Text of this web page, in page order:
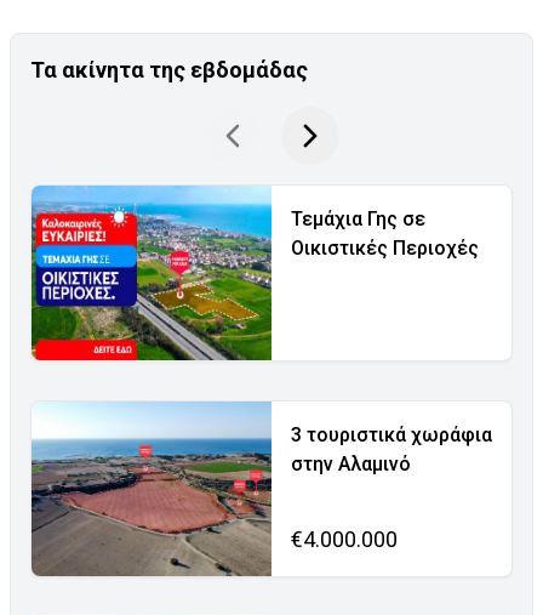
Τα ακίνητα της εβδομάδας
Τεμάχια Γης σε
Οικιστικές Περιοχές
3 τουριστικά χωράφια
στην Αλαμινό
€4.000.000